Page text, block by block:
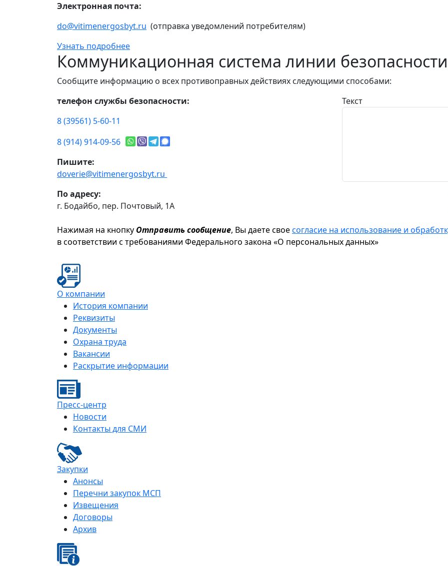
Электронная почта:
do@vitimenergosbyt.ru (отправка уведомлений потребителям)
Узнать подробнее
Коммуникационная система линии безопасности
Сообщите информацию о всех противоправных действиях следующими способами:
телефон службы безопасности:
8 (39561) 5-60-11
8 (914) 914-09-56
Пишите:
doverie@vitimenergosbyt.ru
По адресу:
г. Бодайбо, пер. Почтовый, 1А
Текст
Нажимая на кнопку Отправить сообщение, Вы даете своесогласие на использование и
в соответствии с требованиями Федерального закона «О персональных данных»
О компании
История компании
Реквизиты
Документы
Охрана труда
Вакансии
Раскрытие информации
Пресс-центр
Новости
Контакты для СМИ
Закупки
Анонсы
Перечни закупок МСП
Извещения
Договоры
Архив